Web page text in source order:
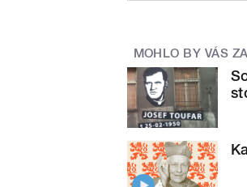
MOHLO BY VÁS